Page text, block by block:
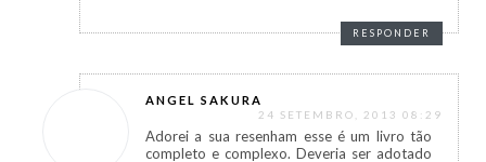
RESPONDER
ANGEL SAKURA
24 SETEMBRO, 2013 08:29
Adorei a sua resenham esse é um livro tão
completo e complexo. Deveria ser adotado